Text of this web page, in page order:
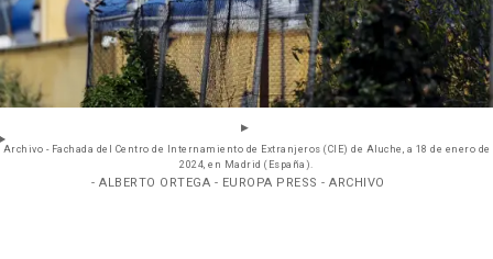
Archivo - Fachada del Centro de Internamiento de Extranjeros (CIE) de Aluche, a 18 de enero de
2024, en Madrid (España).
- ALBERTO ORTEGA - EUROPA PRESS - ARCHIVO